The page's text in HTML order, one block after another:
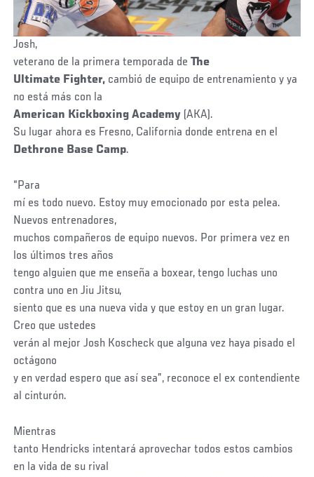
Josh,
veterano de la primera temporada deThe
Ultimate Fighter, cambió de equipo de entrenamiento y ya
no está más con la
American Kickboxing Academy (AKA).
Su lugar ahora es Fresno, California donde entrena en el
Dethrone Base Camp.
“Para
mí es todo nuevo. Estoy muy emocionado por esta pelea.
Nuevos entrenadores,
muchos compañeros de equipo nuevos. Por primera vez en
los últimos tres años
tengo alguien que me enseña a boxear, tengo luchas uno
contra uno en Jiu Jitsu,
siento que es una nueva vida y que estoy en un gran lugar.
Creo que ustedes
verán al mejor Josh Koscheck que alguna vez haya pisado el
octágono
y en verdad espero que así sea”, reconoce el ex contendiente
al cinturón.
Mientras
tanto Hendricks intentará aprovechar todos estos cambios
en la vida de su rival